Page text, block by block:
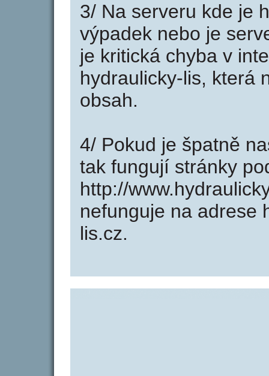
3/ Na serveru kde je
výpadek nebo je
je kritická chyba v
hydraulicky-lis, která
obsah.
4/ Pokud je špatně
tak fungují stránky
http://
nefunguje na adrese
lis.cz.